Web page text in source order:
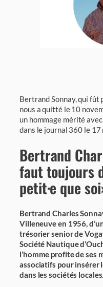
Bertrand Sonnay, qui fût
nous a quitté le 10
un hommage mérité
dans le journal 360 le 17
Bertrand
faut toujours
petit·e que
Bertrand Charles
Villeneuve en 1956,
trésorier senior de
Société Nautique
l’homme profite de ses
associatifs pour insérer
dans les sociétés locales.